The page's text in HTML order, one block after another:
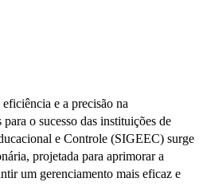
e a precisão na
o sucesso das instituições de
e Controle (SIGEEC) surge
projetada para aprimorar a
um gerenciamento mais eficaz e